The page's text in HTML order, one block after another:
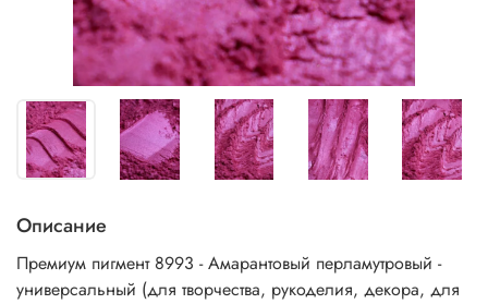
Описание
Премиум пигмент 8993 - Амарантовый перламутровый -
универсальный (для творчества, рукоделия, декора, для